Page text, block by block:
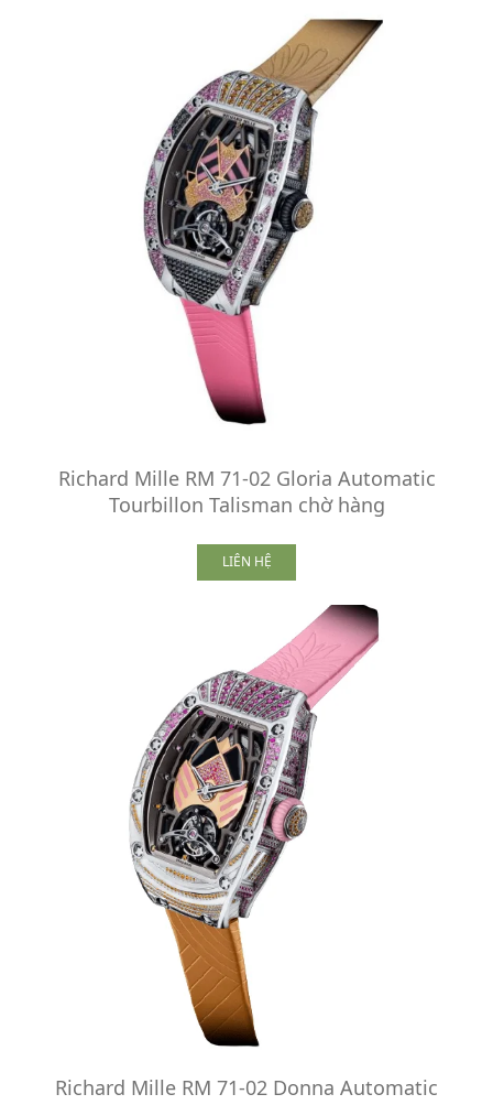
Richard Mille RM 71-02 Gloria Automatic
Tourbillon Talisman chờ hàng
LIÊN HỆ
Richard Mille RM 71-02 Donna Automatic